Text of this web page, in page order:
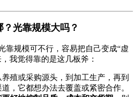
光靠规模大吗？
靠规模可不行，容易把自己变成“虚
我觉得靠的是这几板斧：
养殖或采购源头，到加工生产，再到
，它都想办法去覆盖或紧密合作。